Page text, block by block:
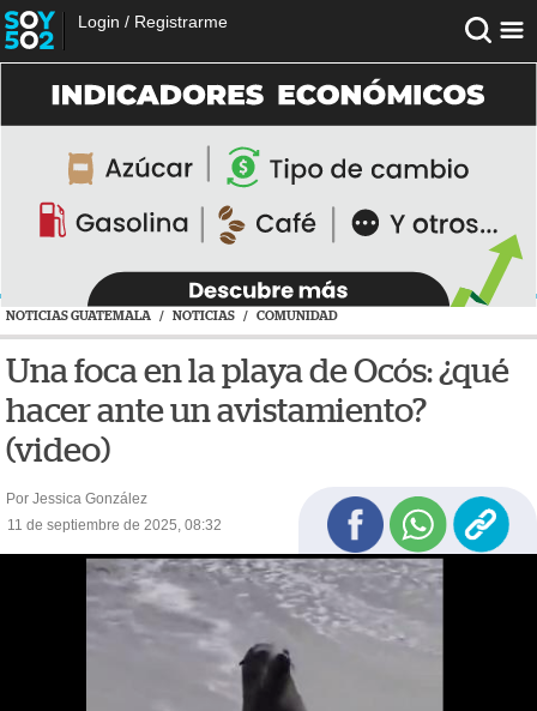
Login / Registrarme
NOTICIAS GUATEMALA / NOTICIAS / COMUNIDAD
Una foca en la playa de Ocós: ¿qué
hacer ante un avistamiento?
(video)
Por Jessica González
11 de septiembre de 2025, 08:32